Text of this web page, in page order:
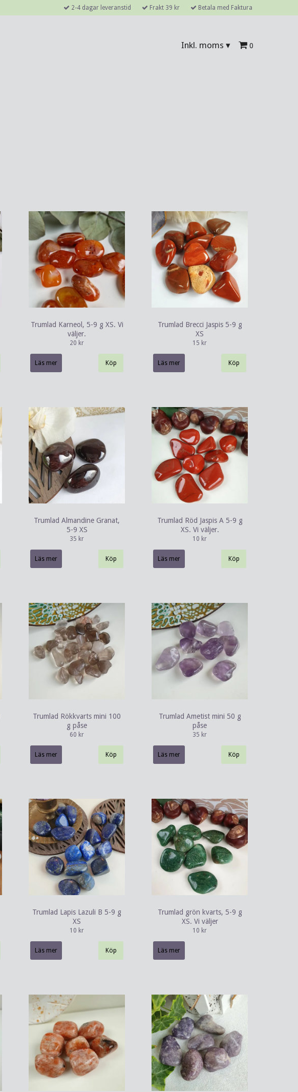
2-4 dagar leveranstid Frakt 39 kr Betala med Faktura
Inkl. moms ▾ 0
Trumlad Karneol, 5-9 g XS. Vi
väljer.
20 kr
Läs mer
Trumlad Brecci Jaspis 5-9 g
XS
15 kr
Läs mer
Trumlad Almandine Granat,
5-9 XS
35 kr
Läs mer
Trumlad Röd Jaspis A 5-9 g
XS. Vi väljer.
10 kr
Läs mer
Trumlad Rökkvarts mini 100
g påse
60 kr
Läs mer
Trumlad Ametist mini 50 g
påse
35 kr
Läs mer
Trumlad Lapis Lazuli B 5-9 g
XS
10 kr
Läs mer
Trumlad grön kvarts, 5-9 g
XS. Vi väljer
10 kr
Läs mer